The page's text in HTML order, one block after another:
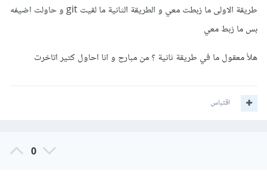
طريقة الاولى ما زبطت معي و الطريقة الثانية ما لقيت git و حاولت اضيفه
بس ما زبط معي
هلأ معقول ما في طريقة ثانية ؟ من مبارح و انا احاول كتير اتاخرت
اقتباس
0